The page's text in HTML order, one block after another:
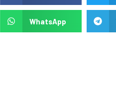
WhatsApp